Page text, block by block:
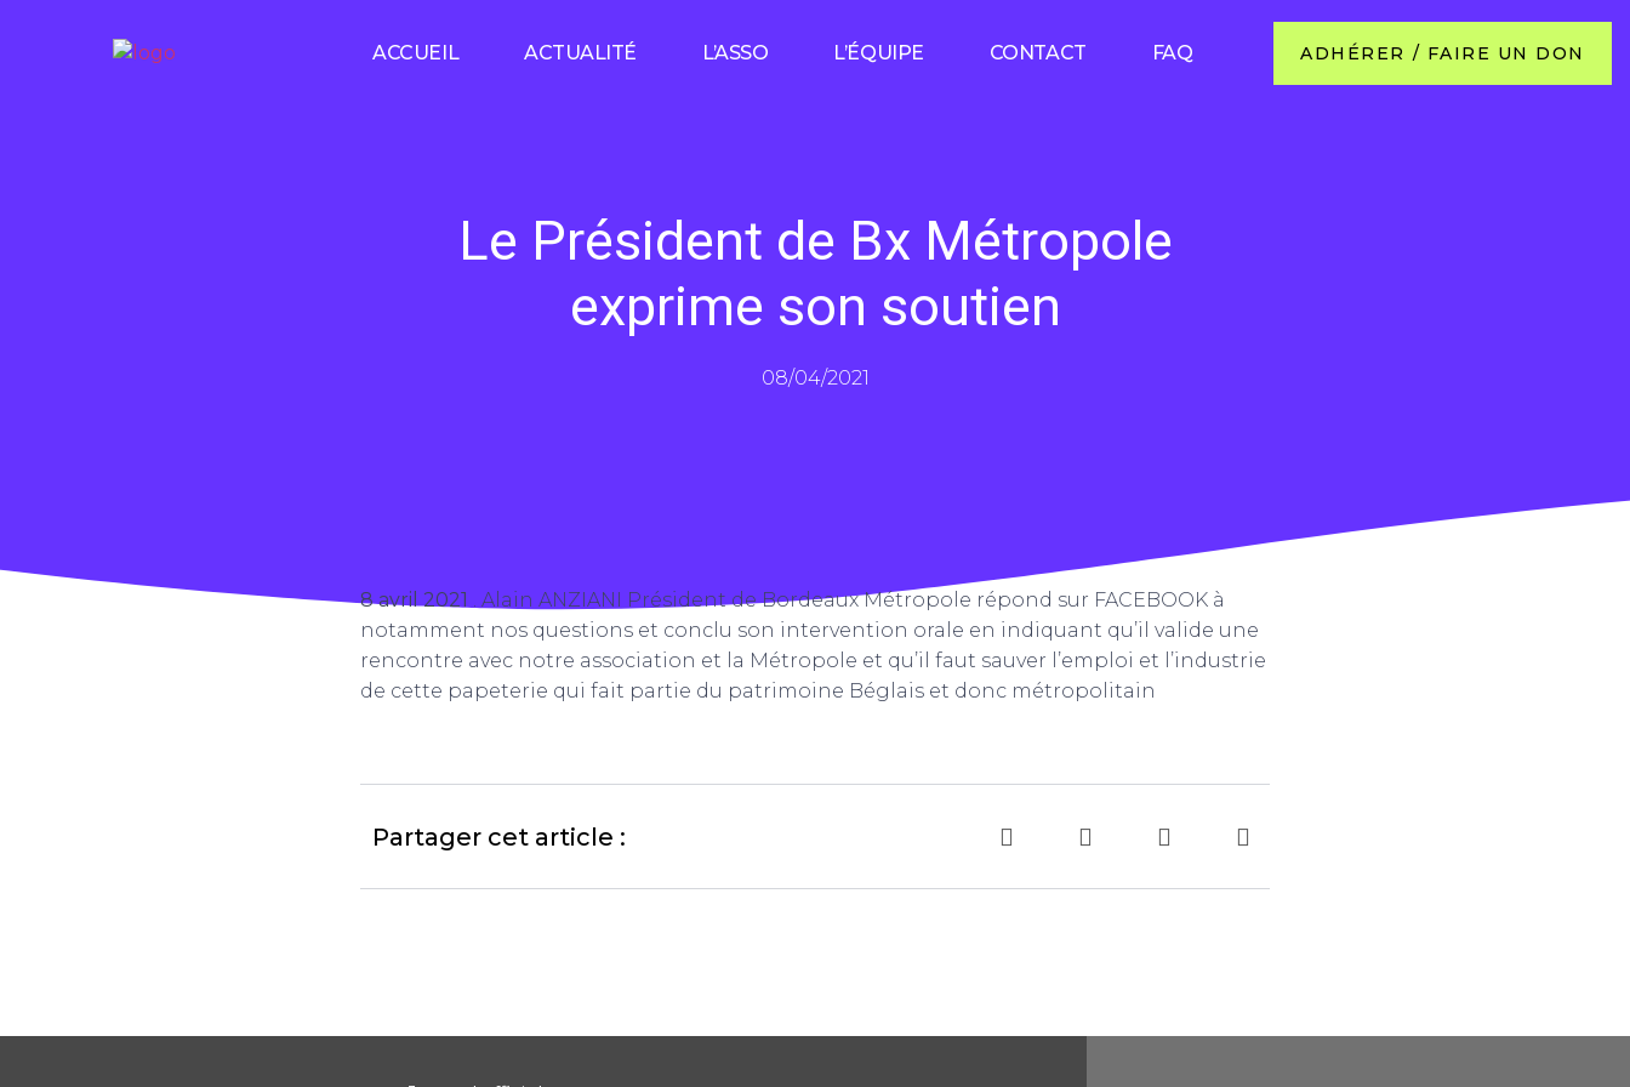
ACCUEIL ACTUALITÉ L’ASSO L’ÉQUIPE CONTACT FAQ ADHÉRER / FAIRE UN DON
Le Président de Bx Métropole
exprime son soutien
08/04/2021
8 avril 2021
. Alain ANZIANI Président de Bordeaux Métropole répond sur FACEBOOK à
notamment nos questions et conclu son intervention orale en indiquant qu’il valide une
rencontre avec notre association et la Métropole et qu’il faut sauver l’emploi et l’industrie
de cette papeterie qui fait partie du patrimoine Béglais et donc métropolitain
Partager cet article :